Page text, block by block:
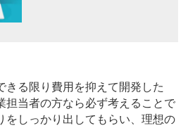
きる限り費用を抑えて開発した
担当者の方なら必ず考えることで
をしっかり出してもらい、理想の